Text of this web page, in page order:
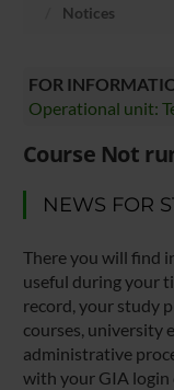
Notices
FOR
Operational unit:
Course Not
NEWS FOR
There you will find
useful during your
record, your study
courses, university
administrative
with your GIA login